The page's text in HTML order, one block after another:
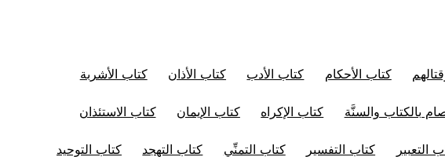
كتاب الأحكام كتاب الأدب كتاب الأذان كتاب الأشربة
بالكتاب والسنَّة كتاب الإكراه كتاب الإيمان كتاب الاستئذان
التعبير كتاب التفسير كتاب التمنِّي كتاب التهجد كتاب التوحيد